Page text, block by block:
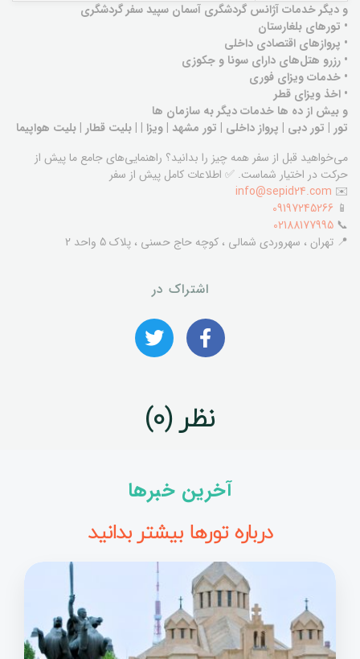
و دیگر خدمات آژانس گردشگری آسمان سپید سفر گردشگری
• تورهای بلغارستان
• پروازهای اقتصادی داخلی
• رزرو هتل‌های دارای سونا و جکوزی
• خدمات ویزای فوری
• اخذ ویزای قطر
و بیش از ده ها خدمات دیگر به سازمان ها
تور | تور دبی | پرواز داخلی | تور مشهد | ویزا | | بلیت قطار | بلیت هواپیما
می‌خواهید قبل از سفر همه چیز را بدانید؟ راهنمایی‌های جامع ما پیش از
حرکت در اختیار شماست. ✅ اطلاعات کامل پیش از سفر
✉️
info@sepid24.com
📱
09197245266
📞
02188177995
📍 تهران ، سهروردی شمالی ، کوچه حاج حسنی ، پلاک 5 واحد 2
اشتراک در
نظر (0)
آخرین خبرها
درباره تورها بیشتر بدانید